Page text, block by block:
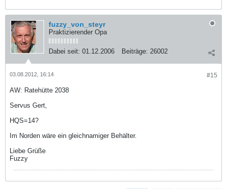
fuzzy_von_steyr
Praktizierender Opa
Dabei seit: 01.12.2006 Beiträge: 26002
#15
03.08.2012, 16:14
AW: Ratehütte 2038
Servus Gert,
HQS=14?
Im Norden wäre ein gleichnamiger Behälter.
Liebe Grüße
Fuzzy